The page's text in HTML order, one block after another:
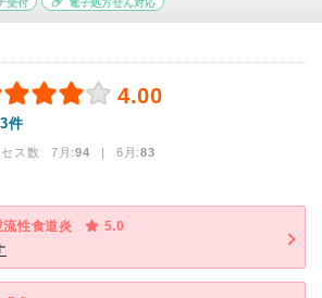
受付 電子処方せん対応
4.00
3件
セス数 7月:94 | 6月:83
流性食道炎
5.0